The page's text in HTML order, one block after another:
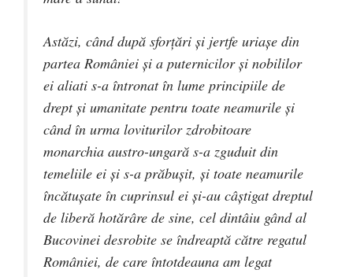
Astăzi, când după sforţări şi jertfe uriaşe din
partea României şi a puternicilor şi nobililor
ei aliati s-a întronat în lume principiile de
drept şi umanitate pentru toate neamurile şi
când în urma loviturilor zdrobitoare
monarchia austro-ungară s-a zguduit din
temeliile ei şi s-a prăbuşit, şi toate neamurile
încătuşate în cuprinsul ei şi-au câştigat dreptul
de liberă hotărâre de sine, cel dintâiu gând al
Bucovinei desrobite se îndreaptă către regatul
României, de care întotdeauna am legat